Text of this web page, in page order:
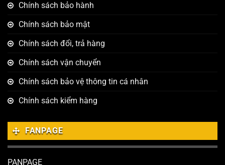
Chính sách bảo hành
Chính sách bảo mật
Chính sách đổi, trả hàng
Chính sách vận chuyển
Chính sách bảo vệ thông tin cá nhân
Chính sách kiểm hàng
FANPAGE
PANPAGE